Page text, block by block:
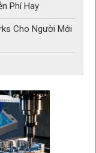
Phí Hay
Cho Người Mới